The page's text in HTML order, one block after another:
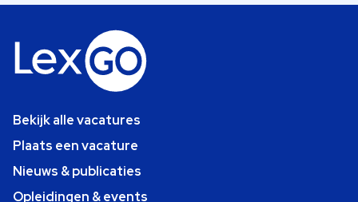
Bekijk alle vacatures
Plaats een vacature
Nieuws & publicaties
Opleidingen & events